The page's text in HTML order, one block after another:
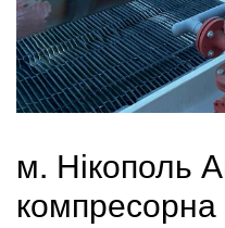
м. Нікополь
компресорна